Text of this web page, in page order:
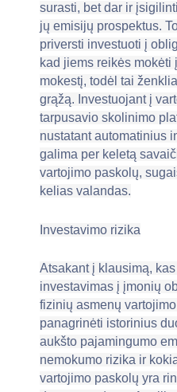
surasti, bet dar ir
jų emisijų prospektus.
priversti investuoti į
kad jiems reikės
mokestį, todėl tai
grąžą. Investuojant į
tarpusavio skolinimo
nustatant automatinius
galima per keletą
vartojimo paskolų,
kelias valandas.
Investavimo rizika
Atsakant į klausimą,
investavimas į įmonių
fizinių asmenų
panagrinėti istorinius
aukšto pajamingumo
nemokumo rizika ir
vartojimo paskolų yra